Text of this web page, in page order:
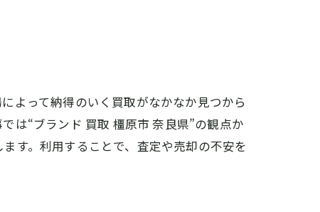
よって納得のいく買取がなかなか見つから
は“ブランド 買取 橿原市 奈良県”の観点か
す。利用することで、査定や売却の不安を